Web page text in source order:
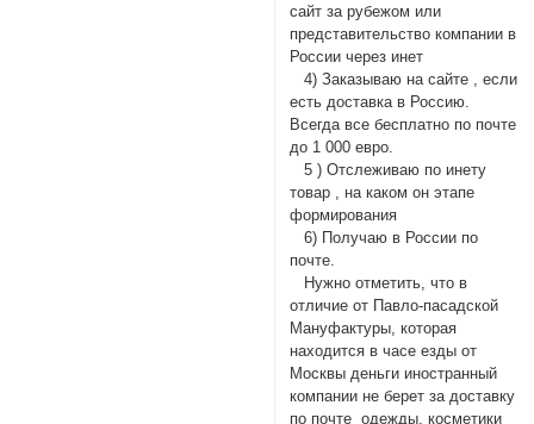
сайт за рубежом или
представительство компании в
России через инет
4) Заказываю на сайте , если
есть доставка в Россию.
Всегда все бесплатно по почте
до 1 000 евро.
5 ) Отслеживаю по инету
товар , на каком он этапе
формирования
6) Получаю в России по
почте.
Нужно отметить, что в
отличие от Павло-пасадской
Мануфактуры, которая
находится в часе езды от
Москвы деньги иностранный
компании не берет за доставку
по почте одежды, косметики